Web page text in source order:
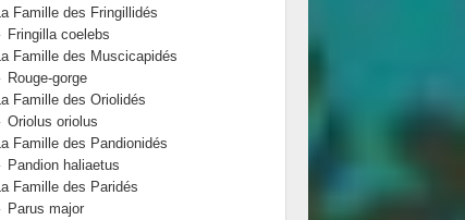
La Famille des Fringillidés
Fringilla coelebs
La Famille des Muscicapidés
Rouge-gorge
La Famille des Oriolidés
Oriolus oriolus
La Famille des Pandionidés
Pandion haliaetus
La Famille des Paridés
Parus major